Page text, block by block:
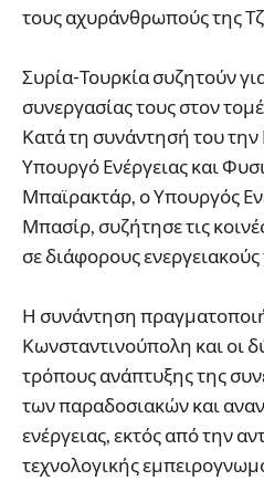
τους αχυράνθρωπούς της
Συρία-Τουρκία συζητούν
συνεργασίας τους στον
Κατά τη συνάντησή του
Υπουργό Ενέργειας και
Μπαϊρακτάρ, ο Υπουργός
Μπασίρ, συζήτησε τις
σε διάφορους ενεργειακούς
Η συνάντηση
Κωνσταντινούπολη και οι
τρόπους ανάπτυξης της
των παραδοσιακών και
ενέργειας, εκτός από την
τεχνολογικής